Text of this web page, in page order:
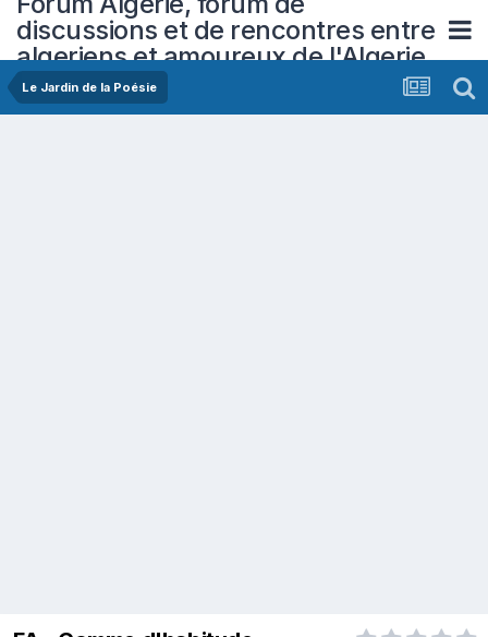
discussions et de rencontres entre
algeriens et amoureux de l'Algerie
Le Jardin de la Poésie